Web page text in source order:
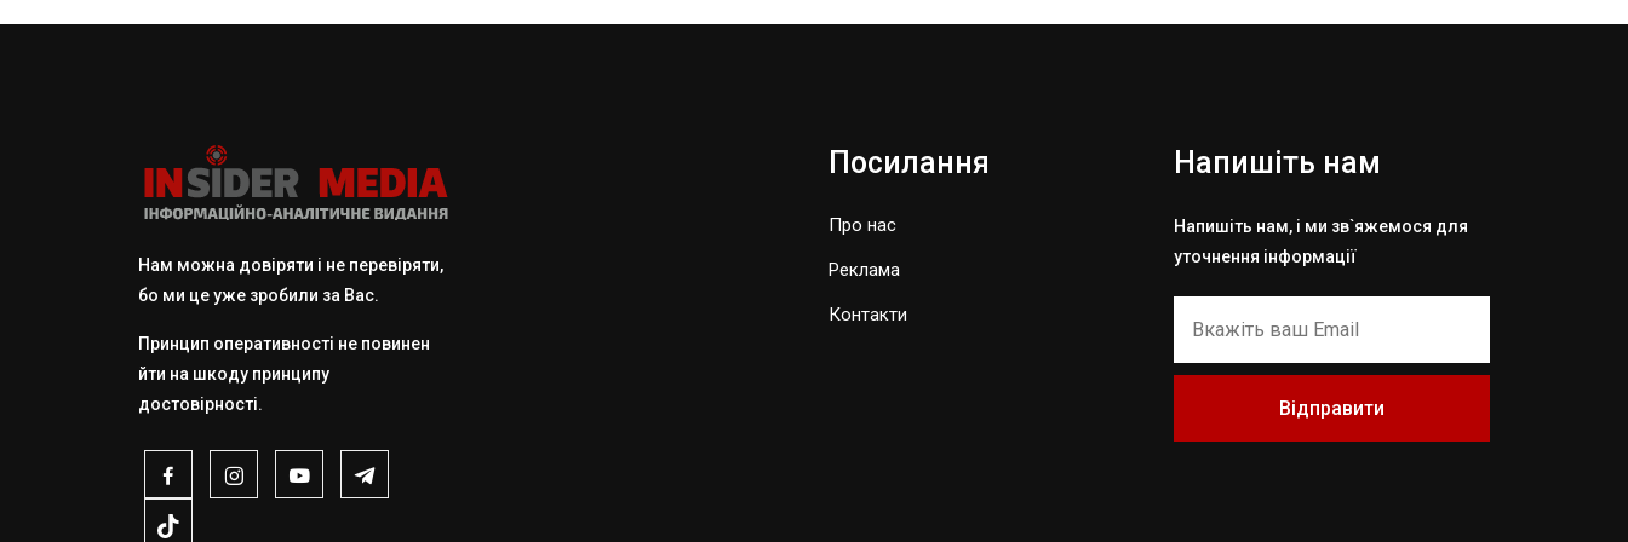
Нам можна довіряти і не перевіряти,
бо ми це уже зробили за Вас.
Принцип оперативності не повинен
йти на шкоду принципу
достовірності.
Посилання
Про нас
Реклама
Контакти
Напишіть нам
Напишіть нам, і ми зв`яжемося для
уточнення інформації
Відправити